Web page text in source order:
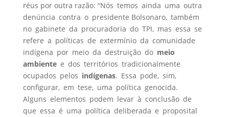
réus por outra razão: “Nós temos ainda uma outra
denúncia contra o presidente Bolsonaro, também
no gabinete da procuradoria do TPI, mas essa se
refere a políticas de extermínio da comunidade
indígena por meio da destruição do meio
ambientee dos territórios tradicionalmente
ocupados pelos indígenas. Essa pode, sim,
configurar, em tese, uma política genocida.
Alguns elementos podem levar à conclusão de
que essa é uma política deliberada e proposital